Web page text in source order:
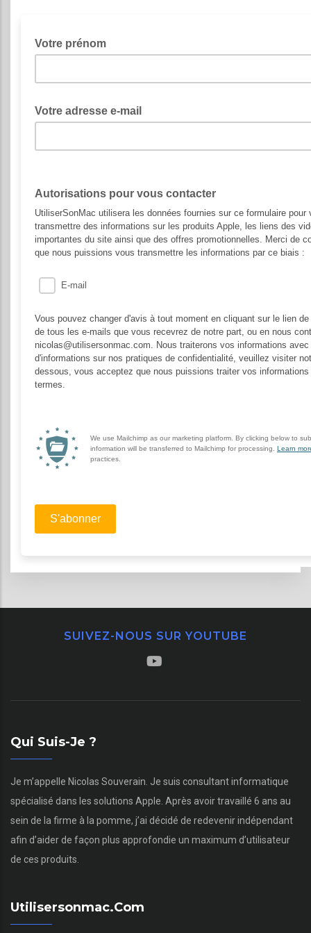
SUIVEZ-NOUS SUR YOUTUBE
Qui Suis-Je ?
Je m’appelle Nicolas Souverain. Je suis consultant informatique
spécialisé dans les solutions Apple. Après avoir travaillé 6 ans au
sein de la firme à la pomme, j’ai décidé de redevenir indépendant
afin d’aider de façon plus approfondie un maximum d’utilisateur
de ces produits.
Utilisersonmac.com